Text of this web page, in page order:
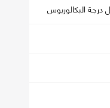
البكالوريوس